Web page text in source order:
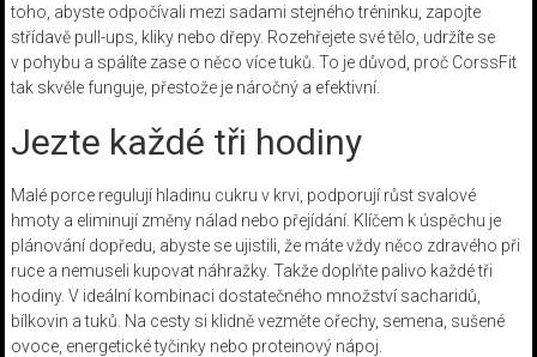
toho, abyste odpočívali mezi sadami stejného tréninku, zapojte
střídavě pull-ups, kliky nebo dřepy. Rozehřejete své tělo, udržíte se
v pohybu a spálíte zase o něco více tuků. To je důvod, proč CorssFit
tak skvěle funguje, přestože je náročný a efektivní.
Jezte každé tři hodiny
Malé porce regulují hladinu cukru v krvi, podporují růst svalové
hmoty a eliminují změny nálad nebo přejídání. Klíčem k úspěchu je
plánování dopředu, abyste se ujistili, že máte vždy něco zdravého při
ruce a nemuseli kupovat náhražky. Takže doplňte palivo každé tři
hodiny. V ideální kombinaci dostatečného množství sacharidů,
bílkovin a tuků. Na cesty si klidně vezměte ořechy, semena, sušené
ovoce, energetické tyčinky nebo proteinový nápoj.